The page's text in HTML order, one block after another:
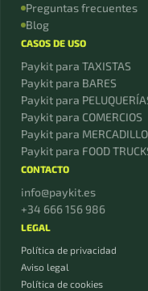
Preguntas frecuentes
Blog
CASOS DE USO
Paykit para TAXISTAS
Paykit para BARES
Paykit para
Paykit para COMERCIOS
Paykit para
Paykit para FOOD
CONTACTO
info@paykit.es
+34 666 156 986
LEGAL
Política de privacidad
Aviso legal
Política de cookies